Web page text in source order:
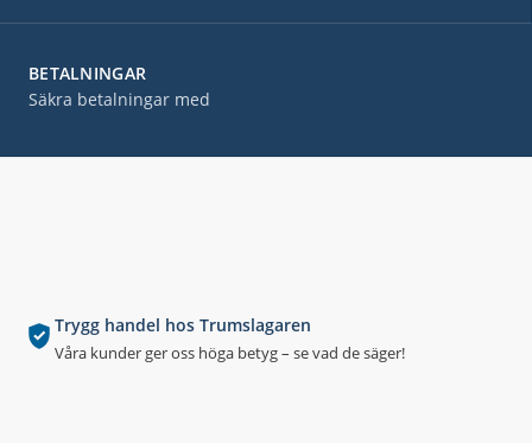
Trygg handel hos Trumslagaren
Våra kunder ger oss höga betyg – se vad de säger!
BETALNINGAR
Säkra betalningar med